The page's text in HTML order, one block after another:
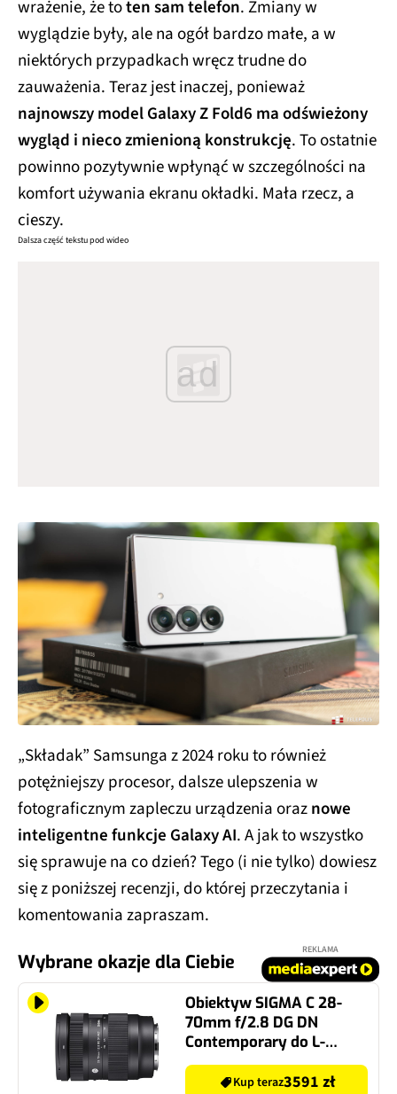
wrażenie, że toten sam telefon. Zmiany w
wyglądzie były, ale na ogół bardzo małe, a w
niektórych przypadkach wręcz trudne do
zauważenia. Teraz jest inaczej, ponieważ
najnowszy model Galaxy Z Fold6 ma odświeżony
wygląd i nieco zmienioną konstrukcję. To ostatnie
powinno pozytywnie wpłynąć w szczególności na
komfort używania ekranu okładki. Mała rzecz, a
cieszy.
Dalsza część tekstu pod wideo
ad
„Składak” Samsunga z 2024 roku to również
potężniejszy procesor, dalsze ulepszenia w
fotograficznym zapleczu urządzenia oraznowe
inteligentne funkcje Galaxy AI. A jak to wszystko
się sprawuje na co dzień? Tego (i nie tylko) dowiesz
się z poniższej recenzji, do której przeczytania i
komentowania zapraszam.
Wybrane okazje dla Ciebie
REKLAMA
Obiektyw SIGMA C 28-
70mm f/2.8 DG DN
Contemporary do L-
Mount
Kup teraz3591 zł